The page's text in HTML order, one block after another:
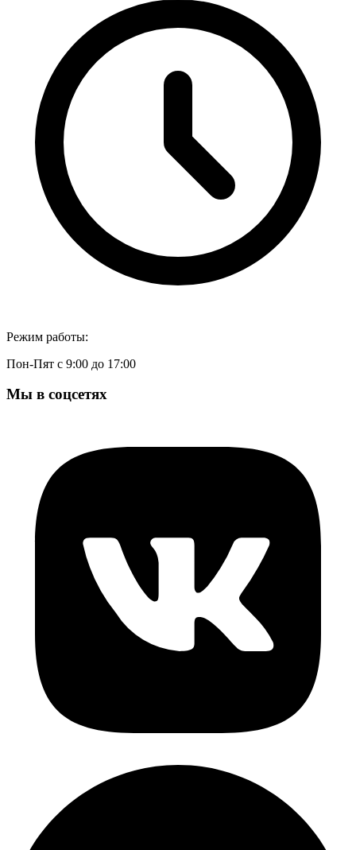
Режим работы:
Пон-Пят с 9:00 до 17:00
Мы в соцсетях